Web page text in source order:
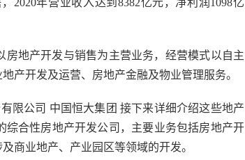
2020年营业收入达到8382亿元，净利润1098亿
房地产开发与销售为主营业务，经营模式以自主
产开发及运营、房地产金融及物业管理服务。
限公司 中国恒大集团 接下来详细介绍这些地产
合性房地产开发公司，主要业务包括房地产开
商业地产、产业园区等领域的开发。